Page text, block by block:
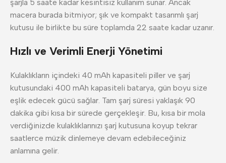
şarjla 5 saate kadar kesintisiz kullanım sunar. Ancak
macera burada bitmiyor; şık ve kompakt tasarımlı şarj
kutusu ile birlikte bu süre toplamda 22 saate kadar uzanır.
Hızlı ve Verimli Enerji Yönetimi
Kulaklıkların içindeki 40 mAh kapasiteli piller ve şarj
kutusundaki 400 mAh kapasiteli batarya, gün boyu size
eşlik edecek gücü sağlar. Tam şarj süresi yaklaşık 90
dakika gibi kısa bir sürede gerçekleşir. Bu, kısa bir mola
verdiğinizde kulaklıklarınızı şarj kutusuna koyup tekrar
saatlerce müzik dinlemeye devam edebileceğiniz
anlamına gelir.